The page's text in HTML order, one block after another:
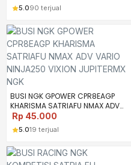
5.090 terjual
BUSI NGK GPOWER CPR8EAGP
KHARISMA SATRIAFU NMAX ADV
VARIO NINJA250 VIXION
JUPITERMX NGK
Rp 45.000
5.019 terjual